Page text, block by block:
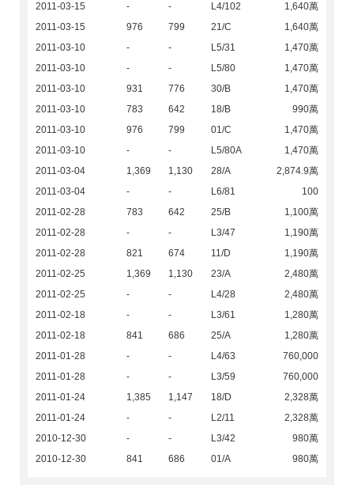
2011-03-15
- - L4/102
1,640萬
2011-03-15
976 799 21/C
1,640萬
2011-03-10
- - L5/31
1,470萬
2011-03-10
- - L5/80
1,470萬
2011-03-10
931 776 30/B
1,470萬
2011-03-10
783 642 18/B
990萬
2011-03-10
976 799 01/C
1,470萬
2011-03-10
- - L5/80A
1,470萬
2011-03-04
1,369 1,130 28/A
2,874.9萬
2011-03-04
- - L6/81
100
2011-02-28
783 642 25/B
1,100萬
2011-02-28
- - L3/47
1,190萬
2011-02-28
821 674 11/D
1,190萬
2011-02-25
1,369 1,130 23/A
2,480萬
2011-02-25
- - L4/28
2,480萬
2011-02-18
- - L3/61
1,280萬
2011-02-18
841 686 25/A
1,280萬
2011-01-28
- - L4/63
760,000
2011-01-28
- - L3/59
760,000
2011-01-24
1,385 1,147 18/D
2,328萬
2011-01-24
- - L2/11
2,328萬
2010-12-30
- - L3/42
980萬
2010-12-30
841 686 01/A 980萬